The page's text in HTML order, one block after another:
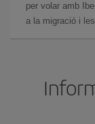
per volar amb
a la migració i